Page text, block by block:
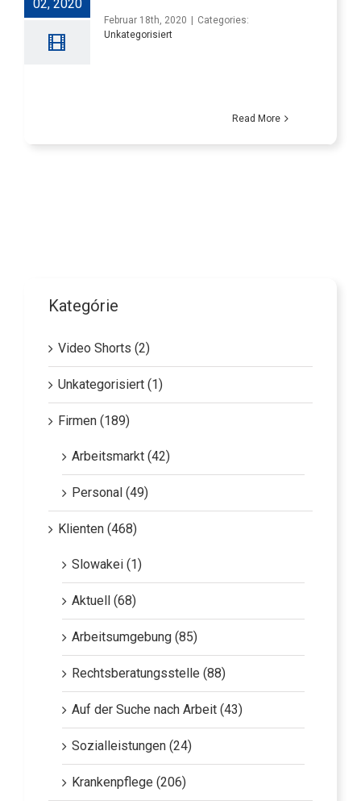
02, 2020
Februar 18th, 2020 | Categories:
Unkategorisiert
Read More
Kategórie
Video Shorts (2)
Unkategorisiert (1)
Firmen (189)
Arbeitsmarkt (42)
Personal (49)
Klienten (468)
Slowakei (1)
Aktuell (68)
Arbeitsumgebung (85)
Rechtsberatungsstelle (88)
Auf der Suche nach Arbeit (43)
Sozialleistungen (24)
Krankenpflege (206)